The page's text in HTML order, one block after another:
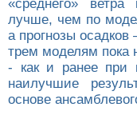
«среднего»
лучше, чем по
а прогнозы осадков
трем моделям пока
- как и ранее при
наилучшие
основе